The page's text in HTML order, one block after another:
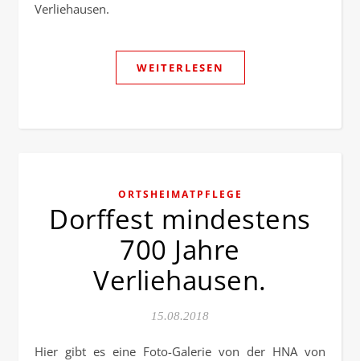
Verliehausen.
WEITERLESEN
ORTSHEIMATPFLEGE
Dorffest mindestens
700 Jahre
Verliehausen.
15.08.2018
Hier gibt es eine Foto-Galerie von der HNA von